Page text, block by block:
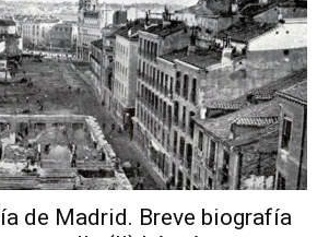
de Madrid. Breve biografía